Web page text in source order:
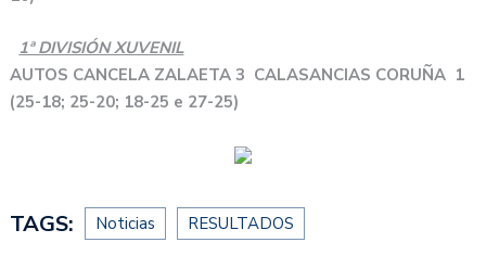
1ª DIVISIÓN XUVENIL
AUTOS CANCELA ZALAETA 3 CALASANCIAS CORUÑA 1
(25-18; 25-20; 18-25 e 27-25)
TAGS: Noticias RESULTADOS